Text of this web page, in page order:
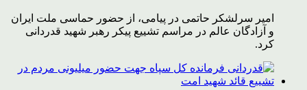
امیر سرلشکر حاتمی در پیامی، از حضور حماسی ملت ایران
و آزادگان عالم در مراسم تشییع پیکر رهبر شهید قدردانی
کرد.